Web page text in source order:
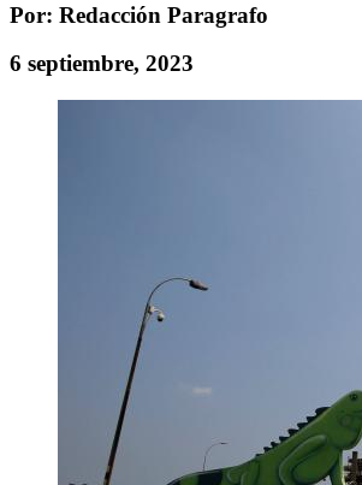
Por: Redacción Paragrafo
6 septiembre, 2023